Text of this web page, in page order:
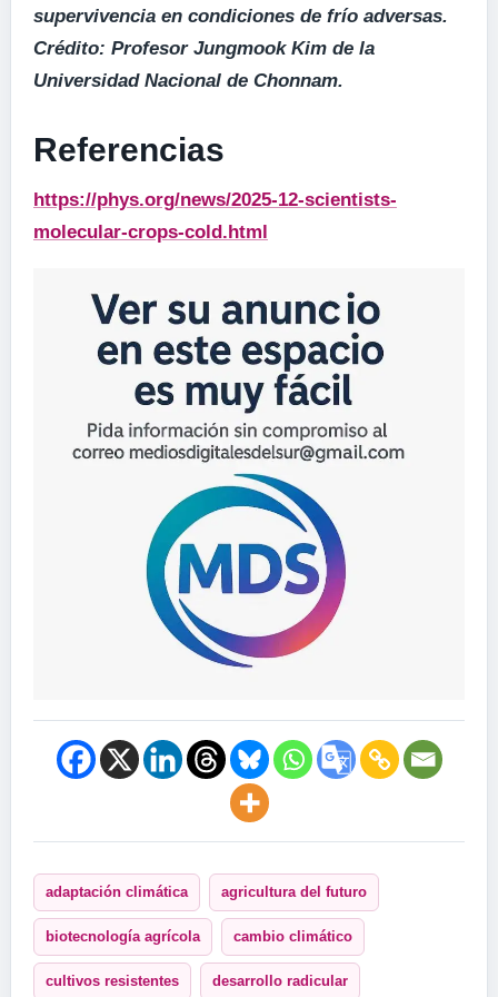
supervivencia en condiciones de frío adversas.
Crédito: Profesor Jungmook Kim de la
Universidad Nacional de Chonnam.
Referencias
https://phys.org/news/2025-12-scientists-
molecular-crops-cold.html
adaptación climática agricultura del futuro
biotecnología agrícola cambio climático
cultivos resistentes desarrollo radicular